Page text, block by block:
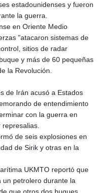
estadounidenses y fueron
la guerra.
en Oriente Medio
"atacaron sistemas de
sitios de radar
y más de 60 pequeñas
la Revolución.
de Irán acusó a Estados
de entendimiento
con la guerra en
represalias.
de seis explosiones en
de Sirik y otras en la
UKMTO reportó que
un petrolero durante la